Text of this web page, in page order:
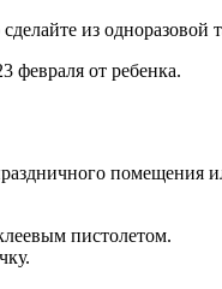
из одноразовой
февраля от ребенка.
помещения
пистолетом.